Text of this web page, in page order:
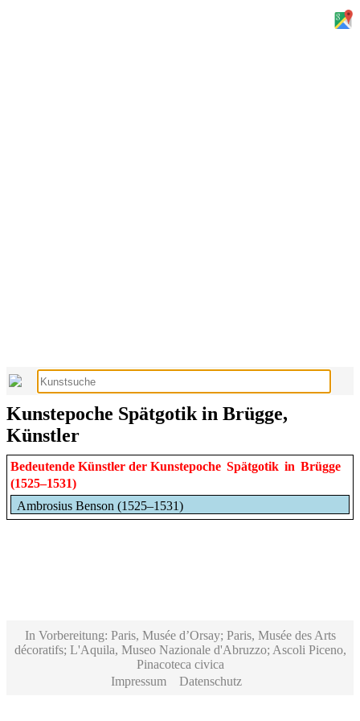
Kunstepoche Spätgotik in Brügge,
Künstler
Bedeutende Künstler der Kunstepoche Spätgotik in Brügge
(1525–1531)
Ambrosius Benson (1525–1531)
In Vorbereitung: Paris, Musée d’Orsay; Paris, Musée des Arts
décoratifs; L'Aquila, Museo Nazionale d'Abruzzo; Ascoli Piceno,
Pinacoteca civica
Impressum
Datenschutz